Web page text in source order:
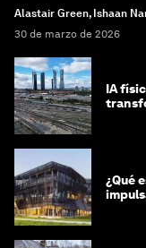
Alastair Green, Ishaan
30 de marzo de 2026
IA
¿Qué